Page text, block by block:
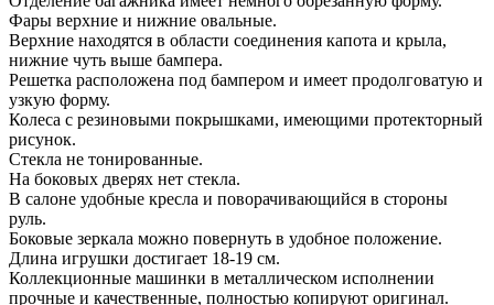
Фары верхние и нижние овальные.
Верхние находятся в области соединения капота и крыла,
нижние чуть выше бампера.
Решетка расположена под бампером и имеет продолговатую и
узкую форму.
Колеса с резиновыми покрышками, имеющими протекторный
рисунок.
Стекла не тонированные.
На боковых дверях нет стекла.
В салоне удобные кресла и поворачивающийся в стороны
руль.
Боковые зеркала можно повернуть в удобное положение.
Длина игрушки достигает 18-19 см.
Коллекционные машинки в металлическом исполнении
прочные и качественные, полностью копируют оригинал.